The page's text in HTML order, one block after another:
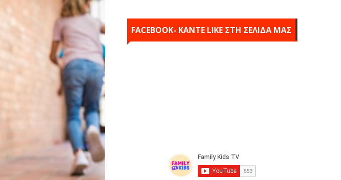
FACEBOOK- KANTE LIKE ΣΤΗ ΣΕΛΙΔΑ ΜΑΣ